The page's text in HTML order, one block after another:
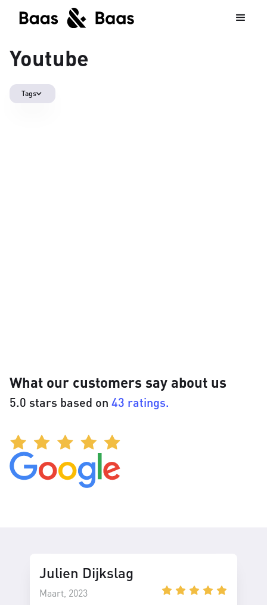
Youtube
Tags
What our customers say about us
5.0 stars based on 43 ratings.
Julien Dijkslag
Maart, 2023